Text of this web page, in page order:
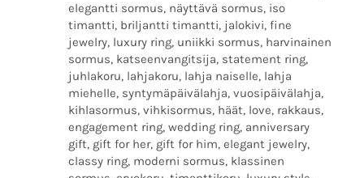
elegantti sormus, näyttävä sormus, iso
timantti, briljantti timantti, jalokivi, fine
jewelry, luxury ring, uniikki sormus, harvinainen
sormus, katseenvangitsija, statement ring,
juhlakoru, lahjakoru, lahja naiselle, lahja
miehelle, syntymäpäivälahja, vuosipäivälahja,
kihlasormus, vihkisormus, häät, love, rakkaus,
engagement ring, wedding ring, anniversary
gift, gift for her, gift for him, elegant jewelry,
classy ring, moderni sormus, klassinen